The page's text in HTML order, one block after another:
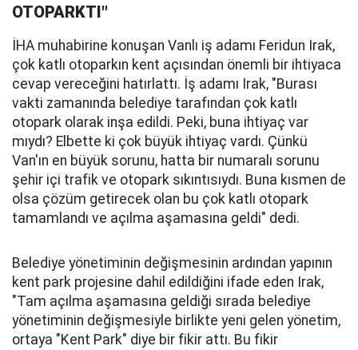
OTOPARKTI"
İHA muhabirine konuşan Vanlı iş adamı Feridun Irak,
çok katlı otoparkın kent açısından önemli bir ihtiyaca
cevap vereceğini hatırlattı. İş adamı Irak, "Burası
vakti zamanında belediye tarafından çok katlı
otopark olarak inşa edildi. Peki, buna ihtiyaç var
mıydı? Elbette ki çok büyük ihtiyaç vardı. Çünkü
Van'ın en büyük sorunu, hatta bir numaralı sorunu
şehir içi trafik ve otopark sıkıntısıydı. Buna kısmen de
olsa çözüm getirecek olan bu çok katlı otopark
tamamlandı ve açılma aşamasına geldi" dedi.
Belediye yönetiminin değişmesinin ardından yapının
kent park projesine dahil edildiğini ifade eden Irak,
"Tam açılma aşamasına geldiği sırada belediye
yönetiminin değişmesiyle birlikte yeni gelen yönetim,
ortaya "Kent Park" diye bir fikir attı. Bu fikir